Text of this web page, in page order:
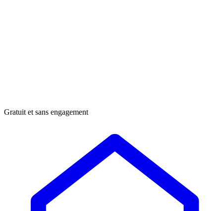
Gratuit et sans engagement